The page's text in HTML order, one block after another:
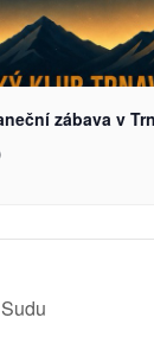
zábava v